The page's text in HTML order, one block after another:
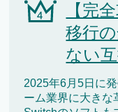
【完
移行
ない
2025年6月5日に
ーム業界に大きな